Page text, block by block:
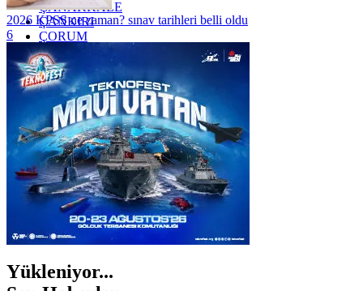
ÇANAKKALE
ÇANKIRI
ÇORUM
İSTANBUL
İZMİR
ŞANLIURFA
ŞIRNAK
2026 KPSS ne zaman? sınav tarihleri belli oldu
6
Yükleniyor...